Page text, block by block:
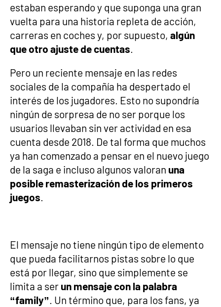
estaban esperando y que suponga una gran
vuelta para una historia repleta de acción,
carreras en coches y, por supuesto, algún
que otro ajuste de cuentas.
Pero un reciente mensaje en las redes
sociales de la compañía ha despertado el
interés de los jugadores. Esto no supondría
ningún de sorpresa de no ser porque los
usuarios llevaban sin ver actividad en esa
cuenta desde 2018. De tal forma que muchos
ya han comenzado a pensar en el nuevo juego
de la saga e incluso algunos valoran una
posible remasterización de los primeros
juegos.
El mensaje no tiene ningún tipo de elemento
que pueda facilitarnos pistas sobre lo que
está por llegar, sino que simplemente se
limita a ser un mensaje con la palabra
“family”. Un término que, para los fans, ya